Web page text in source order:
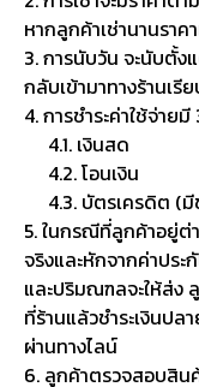
หากลูกค้าเช่านานราค
3. การนับวัน จะนับตั้
กลับเข้ามาทางร้านเรี
4. การชำระค่าใช้จ่าย
4.1. เงินสด
4.2. โอนเงิน
4.3. บัตรเครดิต (มี
5. ในกรณีที่ลูกค้าอยู่ต่
จริงและหักจากค่าปร
และปริมณฑลจะให้ส่ง
ที่ร้านแล้วชำระเงินป
ผ่านทางไลน์
6. ลูกค้าตรวจสอบสิน